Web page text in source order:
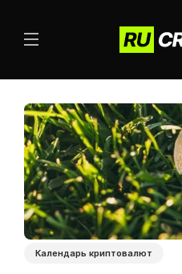
Календарь криптовалют